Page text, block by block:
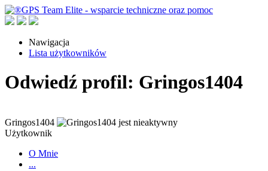
Nawigacja
Lista użytkowników
Odwiedź profil: Gringos1404
Gringos1404
Użytkownik
O Mnie
...